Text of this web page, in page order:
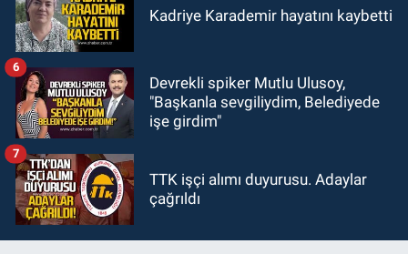
Kadriye Karademir hayatını kaybetti
Devrekli spiker Mutlu Ulusoy,
"Başkanla sevgiliydim, Belediyede
işe girdim"
6
TTK işçi alımı duyurusu. Adaylar
çağrıldı
7